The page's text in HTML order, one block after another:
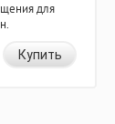
для
Купить